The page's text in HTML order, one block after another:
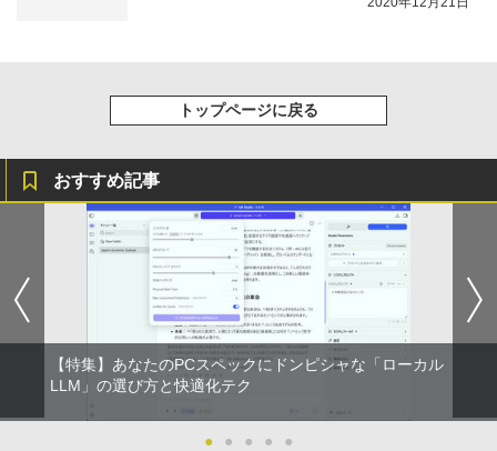
トップページに戻る
おすすめ記事
【特集】あなたのPCスペックにドンピシャな「ローカル
LLM」の選び方と快適化テク
● ● ● ● ●